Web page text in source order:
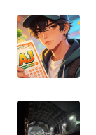
TANGERANG
WN
BINJAI
WN
CIREBON